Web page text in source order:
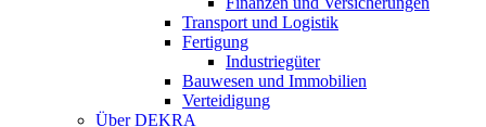
Transport und Logistik
Fertigung
Industriegüter
Bauwesen und Immobilien
Verteidigung
Über DEKRA